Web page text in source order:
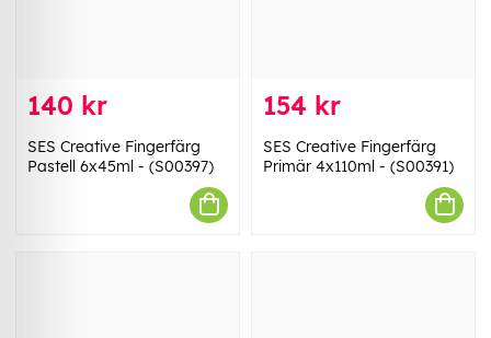
140 kr
SES Creative Fingerfärg
Pastell 6x45ml - (S00397)
154 kr
SES Creative Fingerfärg
Primär 4x110ml - (S00391)